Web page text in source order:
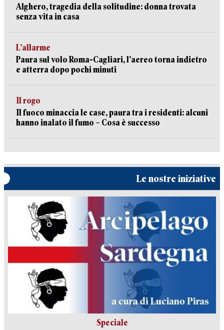
Alghero, tragedia della solitudine: donna trovata
senza vita in casa
L’allarme
Paura sul volo Roma-Cagliari, l’aereo torna indietro
e atterra dopo pochi minuti
Il rogo
Il fuoco minaccia le case, paura tra i residenti: alcuni
hanno inalato il fumo – Cosa è successo
Le nostre iniziative
Speciale